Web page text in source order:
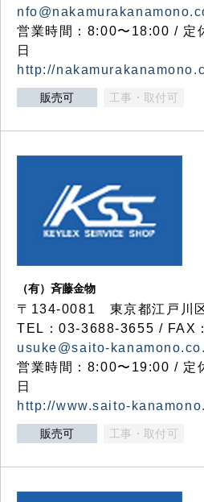
営業時間：8:00〜18:00 / 定
日
http://
販売可 工事・取付可
（有）斉藤金物
〒134-0081 東京都江戸川
TEL：03-3688-3655 / FAX
usuke@saito-
営業時間：8:00〜19:00 / 定
日
http://www.saito-
販売可 工事・取付可